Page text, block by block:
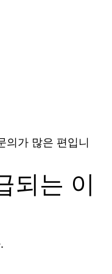
의가 많은 편입니
되는 이